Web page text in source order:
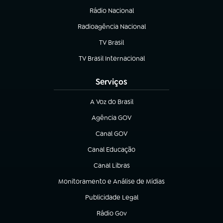
Rádio Nacional
Radioagência Nacional
(abre em nova aba)
TV Brasil
(abre em nova aba)
TV Brasil Internacional
(abre em nova aba)
Serviços
A Voz do Brasil
(abre em nova aba)
Agência GOV
(abre em nova aba)
Canal GOV
(abre em nova aba)
Canal Educação
(abre em nova aba)
Canal Libras
(abre em nova aba)
Monitoramento e Análise de Mídias
(abre em nova aba)
Publicidade Legal
(abre em nova aba)
Rádio Gov
(abre em nova aba)